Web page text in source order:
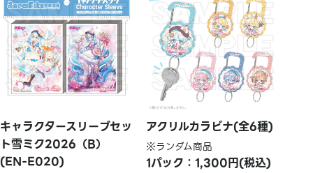
キャラクタースリーブセッ
ト雪ミク2026（B）
(EN-E020)
アクリルカラビナ(全6種)
※ランダム商品
1パック：1,300円(税込)